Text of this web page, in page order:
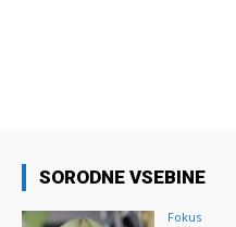
SORODNE VSEBINE
Fokus